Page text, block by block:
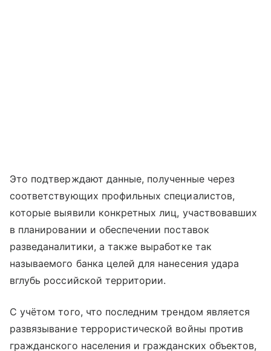
Это подтверждают данные, полученные через
соответствующих профильных специалистов,
которые выявили конкретных лиц, участвовавших
в планировании и обеспечении поставок
разведаналитики, а также выработке так
называемого банка целей для нанесения удара
вглубь российской территории.
С учётом того, что последним трендом является
развязывание террористической войны против
гражданского населения и гражданских объектов,